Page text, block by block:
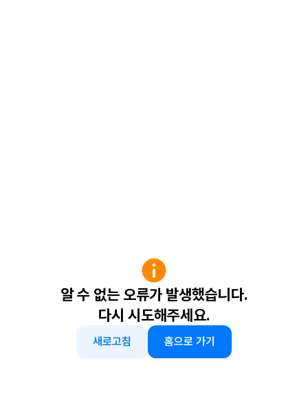
알 수 없는 오류가 발생했습니다.
다시 시도해주세요.
새로고침 홈으로 가기